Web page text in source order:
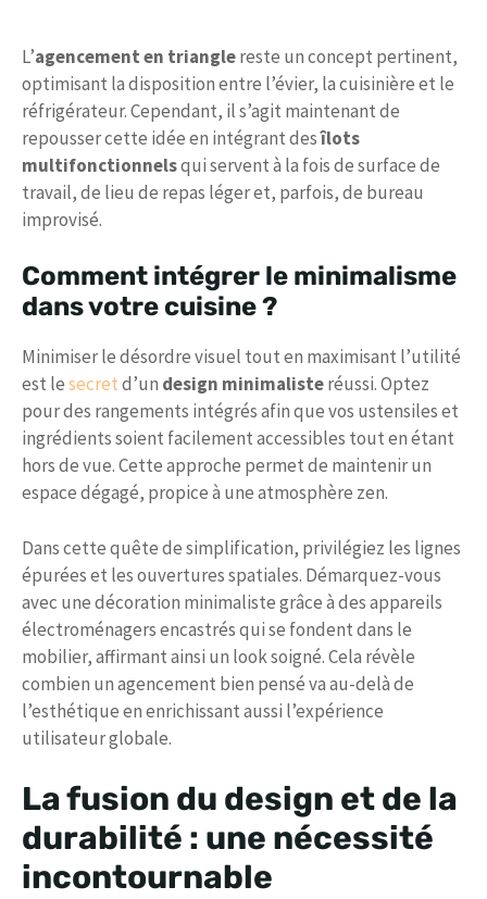
L’agencement en trianglereste un concept pertinent,
optimisant la disposition entre l’évier, la cuisinière et le
réfrigérateur. Cependant, il s’agit maintenant de
repousser cette idée en intégrant desîlots
multifonctionnelsqui servent à la fois de surface de
travail, de lieu de repas léger et, parfois, de bureau
improvisé.
Comment intégrer le minimalisme
dans votre cuisine ?
Minimiser le désordre visuel tout en maximisant l’utilité
est lesecretd’un design minimalisteréussi. Optez
pour des rangements intégrés afin que vos ustensiles et
ingrédients soient facilement accessibles tout en étant
hors de vue. Cette approche permet de maintenir un
espace dégagé, propice à une atmosphère zen.
Dans cette quête de simplification, privilégiez les lignes
épurées et les ouvertures spatiales. Démarquez-vous
avec une décoration minimaliste grâce à des appareils
électroménagers encastrés qui se fondent dans le
mobilier, affirmant ainsi un look soigné. Cela révèle
combien un agencement bien pensé va au-delà de
l’esthétique en enrichissant aussi l’expérience
utilisateur globale.
La fusion du design et de la
durabilité : une nécessité
incontournable